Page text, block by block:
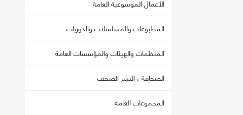
الأعمال الموسوعية العامة
المطبوعات والمسلسلات والدوريات
المنظمات والهيئات والمؤسسات العامة
الصحافة ، النشر الصحف
المجموعات العامة